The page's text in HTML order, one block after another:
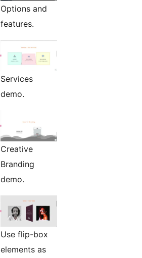
Options and
features.
Services
demo.
Creative
Branding
demo.
Use flip-box
elements as